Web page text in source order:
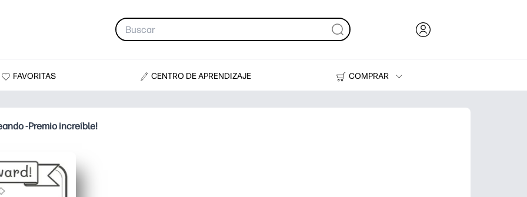
FAVORITAS CENTRO DE APRENDIZAJE
COMPRAR
Impresoras
-Premio increíble!